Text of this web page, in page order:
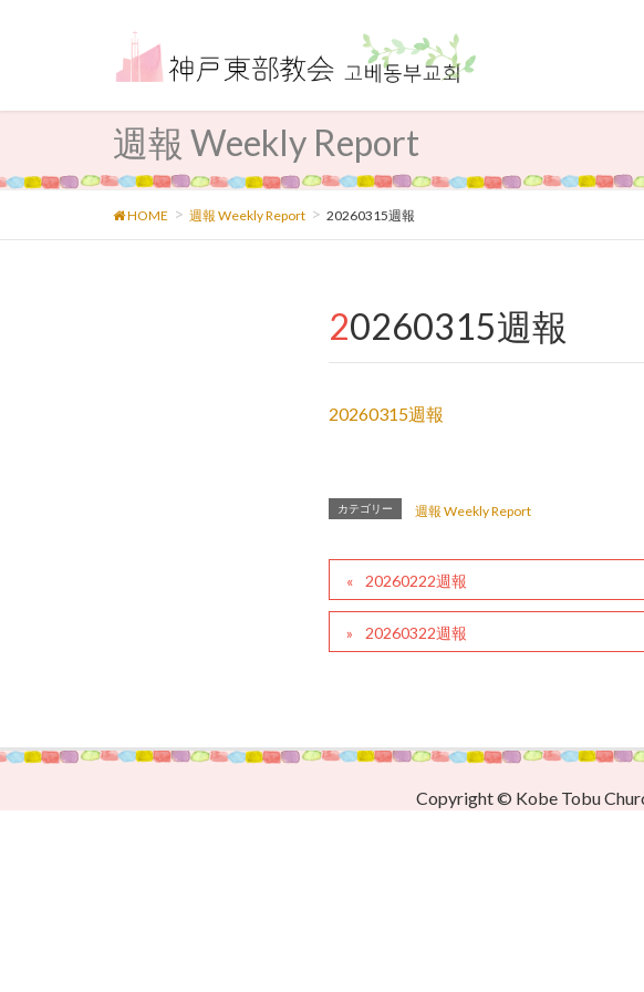
週報 Weekly Report
HOME 週報 Weekly Report 20260315週報
20260315週報
20260315週報
カテゴリー 週報 Weekly Report
20260222週報
20260322週報
Copyright © Kobe Tobu